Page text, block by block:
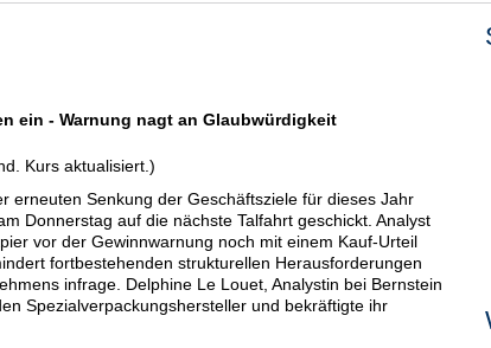
ein - Warnung nagt an Glaubwürdigkeit
Kurs aktualisiert.)
erneuten Senkung der Geschäftsziele für dieses Jahr
Donnerstag auf die nächste Talfahrt geschickt. Analyst
vor der Gewinnwarnung noch mit einem Kauf-Urteil
fortbestehenden strukturellen Herausforderungen
infrage. Delphine Le Louet, Analystin bei Bernstein
Spezialverpackungshersteller und bekräftigte ihr